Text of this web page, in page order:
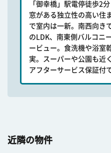
「御幸橋」駅電停徒歩2
窓がある独立性の高い住
で室内は一新。南西向き
のLDK、南東側バルコニ
ービュー。食洗機や浴室
実。スーパーや公園も近
アフターサービス保証付
近隣の物件